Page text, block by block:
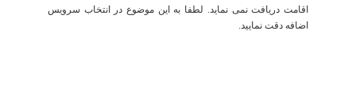
اقامت دریافت نمی نماید. لطفا به این موضوع در انتخاب سرویس
اضافه دقت نمایید.